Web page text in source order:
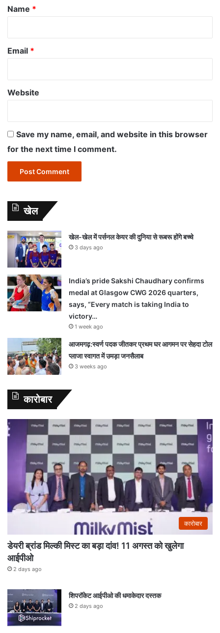
*
Name *
Email *
Website
Save my name, email, and website in this browser
for the next time I comment.
खेल
खेल-खेल में पर्सनल केयर की दुनिया से रूबरू होंगे बच्चे
3 days ago
India’s pride Sakshi Chaudhary confirms
medal at Glasgow CWG 2026 quarters,
says, “Every match is taking India to
victory…
1 week ago
आजमगढ़:स्वर्ण पदक जीतकर प्रथम घर आगमन पर सेहदा टोल
प्लाजा स्वागत में उमड़ा जनसैलाब
3 weeks ago
कारोबार
कारोबार
डेयरी ब्रांड मिल्की मिस्ट का बड़ा दांव! 11 अगस्त को खुलेगा
आईपीओ
2 days ago
शिपरॉकेट आईपीओ की धमाकेदार दस्तक
2 days ago